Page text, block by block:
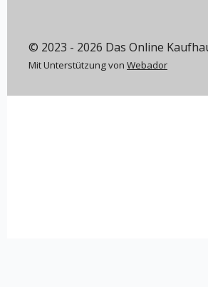
© 2023 - 2026 Das Online
Mit Unterstützung von Webador